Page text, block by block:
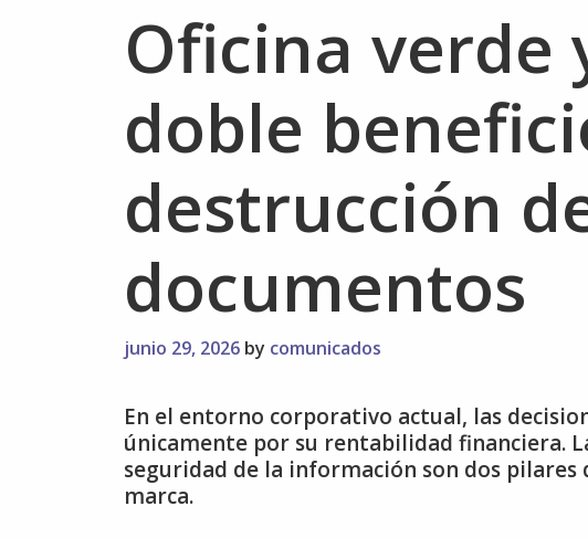
Oficina verde
doble
destrucción
documentos
junio 29, 2026 by comunicados
En el entorno corporativo actual, las
únicamente por su rentabilidad financiera.
seguridad de la información son dos
marca.